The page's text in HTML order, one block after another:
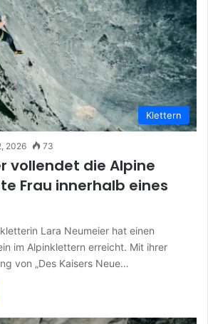
Klettern
2026 73
vollendet die Alpine
Frau innerhalb eines
Lara Neumeier hat einen
im Alpinklettern erreicht. Mit ihrer
von „Des Kaisers Neue…